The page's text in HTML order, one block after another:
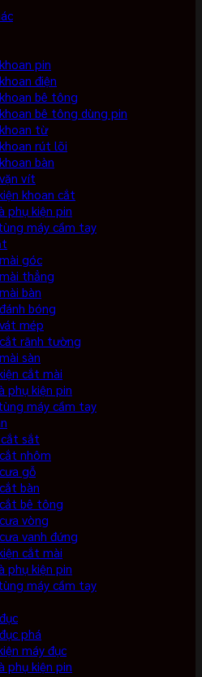
pin
điện
bê tông
bê tông dùng pin
từ
rút lõi
bàn
vít
khoan cắt
phụ kiện pin
máy cầm tay
góc
thẳng
bàn
bóng
mép
rãnh tường
sàn
cắt mài
phụ kiện pin
máy cầm tay
sắt
nhôm
gỗ
bàn
bê tông
vòng
vanh đứng
cắt mài
phụ kiện pin
máy cầm tay
phá
máy đục
phụ kiện pin